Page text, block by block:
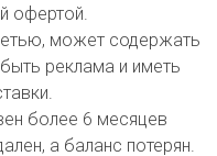
офертой.
может содержать
реклама и иметь
более 6 месяцев
а баланс потерян.